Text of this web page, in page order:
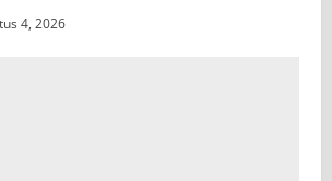
4, 2026